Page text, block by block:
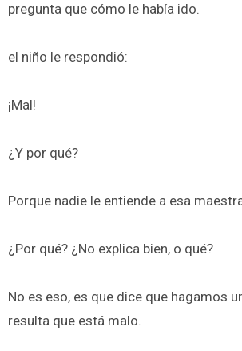
pregunta que cómo le había ido.
el niño le respondió:
¡Mal!
¿Y por qué?
Porque nadie le entiende a esa
¿Por qué? ¿No explica bien, o qué?
No es eso, es que dice que hagamos
resulta que está malo.